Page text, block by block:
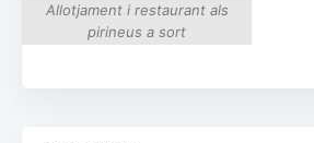
Allotjament i restaurant als
pirineus a sort